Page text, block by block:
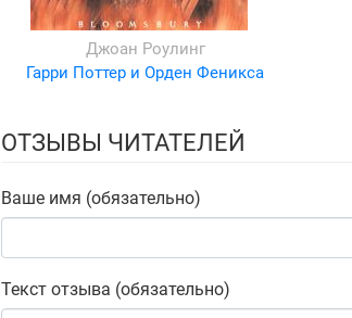
Джоан Роулинг
Гарри Поттер и Орден Феникса
ОТЗЫВЫ ЧИТАТЕЛЕЙ
Ваше имя (обязательно)
Текст отзыва (обязательно)